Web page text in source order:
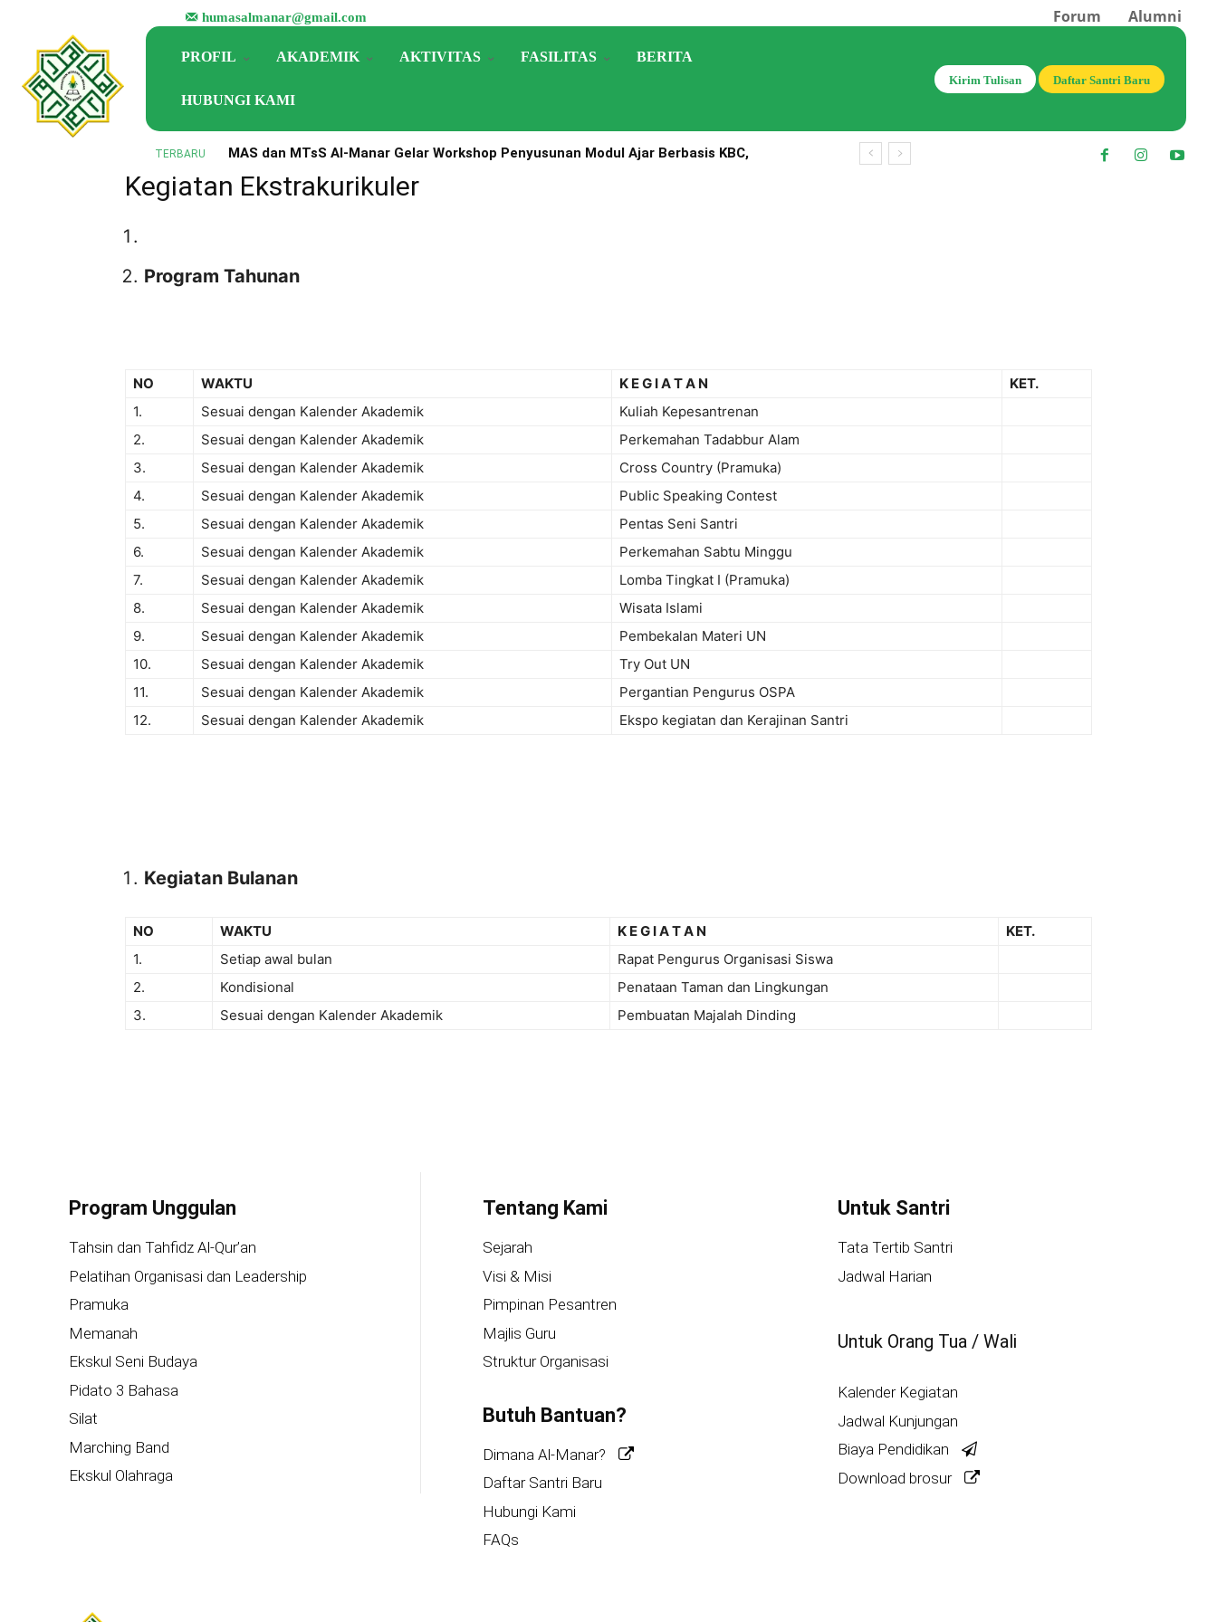
humasalmanar@gmail.com Forum Alumni
PROFIL AKADEMIK AKTIVITAS FASILITAS BERITA
HUBUNGI KAMI
Daftar Santri Baru
Kirim Tulisan
TERBARU
MAS dan MTsS Al-Manar Gelar Workshop Penyusunan Modul Ajar Berbasis KBC,
Perkuat Implementasi KMA Nomor 1503 Tahun 2025
Beranda Kegiatan Ekstrakurikuler
Kegiatan Ekstrakurikuler
Program Tahunan
NO WAKTU K E G I A T A N
KET.
1.
Sesuai dengan Kalender Akademik
Kuliah Kepesantrenan
2.
Sesuai dengan Kalender Akademik
Perkemahan Tadabbur Alam
3.
Sesuai dengan Kalender Akademik
Cross Country (Pramuka)
4.
Sesuai dengan Kalender Akademik
Public Speaking Contest
5.
Sesuai dengan Kalender Akademik
Pentas Seni Santri
6.
Sesuai dengan Kalender Akademik
Perkemahan Sabtu Minggu
7.
Sesuai dengan Kalender Akademik
Lomba Tingkat I (Pramuka)
8.
Sesuai dengan Kalender Akademik
Wisata Islami
9.
Sesuai dengan Kalender Akademik
Pembekalan Materi UN
10.
Sesuai dengan Kalender Akademik
Try Out UN
11.
Sesuai dengan Kalender Akademik
Pergantian Pengurus OSPA
12.
Sesuai dengan Kalender Akademik Ekspo kegiatan dan Kerajinan Santri
Kegiatan Bulanan
NO WAKTU K E G I A T A N
KET.
1.
Setiap awal bulan
Rapat Pengurus Organisasi Siswa
2.
Kondisional
Penataan Taman dan Lingkungan
3.
Sesuai dengan Kalender Akademik Pembuatan Majalah Dinding
Program Unggulan
Tahsin dan Tahfidz Al-Qur’an
Pelatihan Organisasi dan Leadership
Pramuka
Memanah
Ekskul Seni Budaya
Pidato 3 Bahasa
Silat
Marching Band
Ekskul Olahraga
Tentang Kami
Sejarah
Visi & Misi
Pimpinan Pesantren
Majlis Guru
Struktur Organisasi
Butuh Bantuan?
Dimana Al-Manar?
Daftar Santri Baru
Hubungi Kami
FAQs
Untuk Santri
Tata Tertib Santri
Jadwal Harian
Untuk Orang Tua / Wali
Kalender Kegiatan
Jadwal Kunjungan
Biaya Pendidikan
Download brosur